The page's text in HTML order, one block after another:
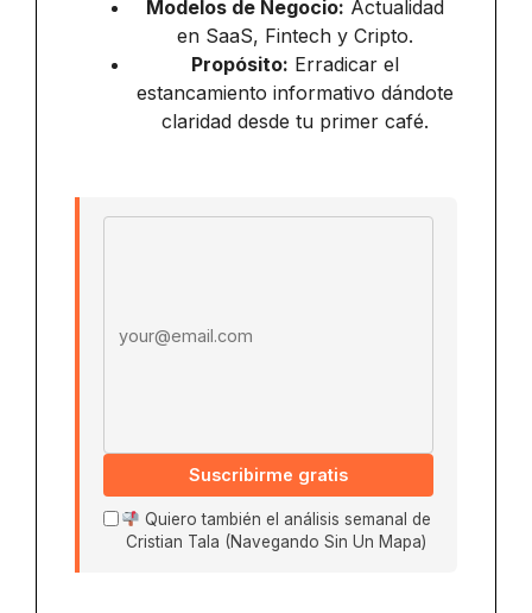
Modelos de Negocio: Actualidad
en SaaS, Fintech y Cripto.
Propósito: Erradicar el
estancamiento informativo dándote
claridad desde tu primer café.
Suscribirme gratis
Quiero también el análisis semanal de
Cristian Tala (Navegando Sin Un Mapa)